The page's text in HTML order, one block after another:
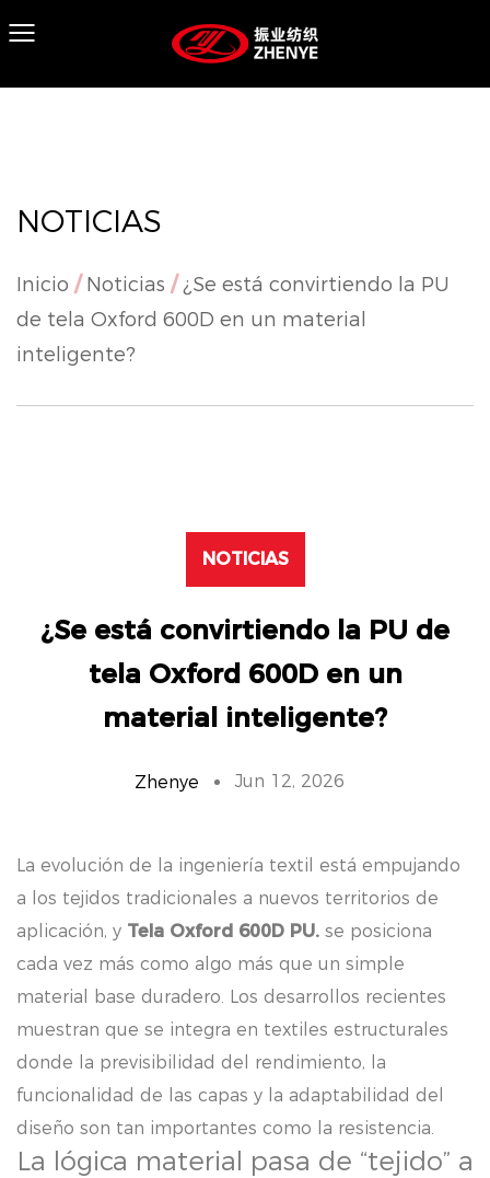
NOTICIAS
Inicio / Noticias /¿Se está convirtiendo la PU
de tela Oxford 600D en un material
inteligente?
NOTICIAS
¿Se está convirtiendo la PU de
tela Oxford 600D en un
material inteligente?
Zhenye Jun 12, 2026
La evolución de la ingeniería textil está empujando
a los tejidos tradicionales a nuevos territorios de
aplicación, y Tela Oxford 600D PU. se posiciona
cada vez más como algo más que un simple
material base duradero. Los desarrollos recientes
muestran que se integra en textiles estructurales
donde la previsibilidad del rendimiento, la
funcionalidad de las capas y la adaptabilidad del
diseño son tan importantes como la resistencia.
La lógica material pasa de “tejido” a